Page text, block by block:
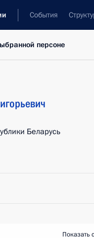
События
персоне
Беларусь
Показать